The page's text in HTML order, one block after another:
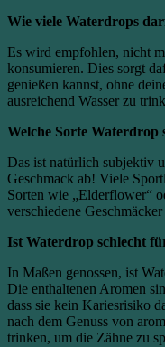
Wie viele Waterdrops
Es wird empfohlen, nicht
konsumieren. Dies sorgt
genießen kannst, ohne
ausreichend Wasser zu
Welche Sorte Waterdrop
Das ist natürlich subjektiv
Geschmack ab! Viele
Sorten wie „Elderflower“
verschiedene
Ist Waterdrop schlecht
In Maßen genossen, ist
Die enthaltenen Aromen
dass sie kein Kariesrisiko
nach dem Genuss von
trinken, um die Zähne zu